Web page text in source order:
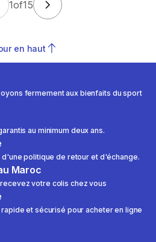
1of15
en haut
fermement aux bienfaits du sport
au minimum deux ans.
politique de retour et d'échange.
Maroc
votre colis chez vous
et sécurisé pour acheter en ligne